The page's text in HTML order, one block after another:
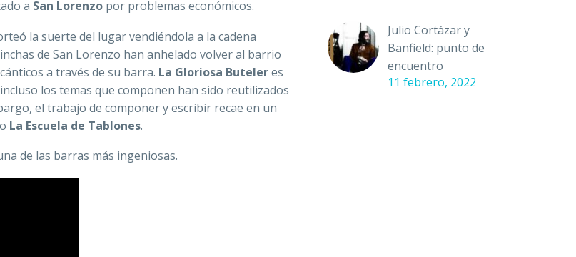
a San Lorenzo por problemas económicos.
la suerte del lugar vendiéndola a la cadena
de San Lorenzo han anhelado volver al barrio
a través de su barra. La Gloriosa Buteleres
los temas que componen han sido reutilizados
el trabajo de componer y escribir recae en un
La Escuela de Tablones.
de las barras más ingeniosas.
Julio Cortázar y
Banfield: punto de
encuentro
11 febrero, 2022